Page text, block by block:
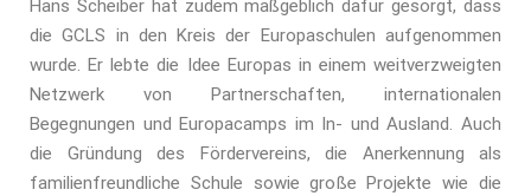
Hans Scheiber hat zudem maßgeblich dafür gesorgt, dass
die GCLS in den Kreis der Europaschulen aufgenommen
wurde. Er lebte die Idee Europas in einem weitverzweigten
Netzwerk von Partnerschaften, internationalen
Begegnungen und Europacamps im In- und Ausland. Auch
die Gründung des Fördervereins, die Anerkennung als
familienfreundliche Schule sowie große Projekte wie die